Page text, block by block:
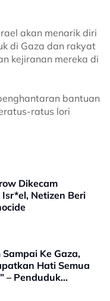
akan menarik diri
di Gaza dan rakyat
kejiranan mereka di
bantuan
ratus lori
Dikecam
Netizen Beri
Ke Gaza,
Hati Semua
– Penduduk
Maaf Kepada